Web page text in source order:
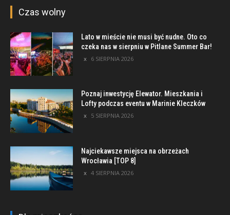
Czas wolny
Lato w mieście nie musi być nudne. Oto co
czeka nas w sierpniu w Pitlane Summer Bar!
6 SIERPNIA 2026
Poznaj inwestycję Elewator. Mieszkania i
Lofty podczas eventu w Marinie Kleczków
5 SIERPNIA 2026
Najciekawsze miejsca na obrzeżach
Wrocławia [TOP 8]
4 SIERPNIA 2026